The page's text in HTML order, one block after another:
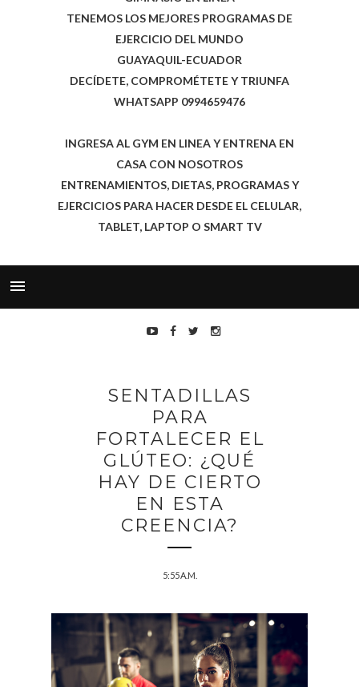
TENEMOS LOS MEJORES PROGRAMAS DE
EJERCICIO DEL MUNDO
GUAYAQUIL-ECUADOR
DECÍDETE, COMPROMÉTETE Y TRIUNFA
WHATSAPP 0994659476
INGRESA AL GYM EN LINEA Y ENTRENA EN
CASA CON NOSOTROS
ENTRENAMIENTOS, DIETAS, PROGRAMAS Y
EJERCICIOS PARA HACER DESDE EL CELULAR,
TABLET, LAPTOP O SMART TV
SENTADILLAS
PARA
FORTALECER EL
GLÚTEO: ¿QUÉ
HAY DE CIERTO
EN ESTA
CREENCIA?
5:55 A.M.